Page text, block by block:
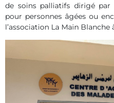
de soins palliatifs dirigé
pour personnes âgées ou
l’association La Main Blanche